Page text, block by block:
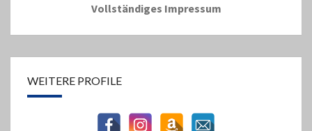
Vollständiges Impressum
WEITERE PROFILE